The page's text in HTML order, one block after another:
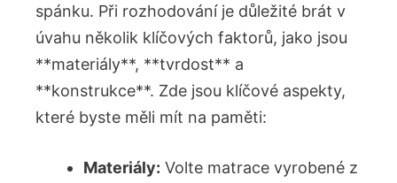
spánku. Při rozhodování je důležité brát v‍
úvahu několik klíčových faktorů,⁤ jako‌ jsou
**materiály**, **tvrdost**⁢ a
**konstrukce**. Zde jsou klíčové aspekty,‍
které​ byste měli mít na paměti:
Materiály: Volte‌ matrace vyrobené z‍